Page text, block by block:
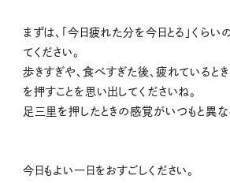
まずは、「今日疲れた分を今日とる」くら
てください。
歩きすぎや、食べすぎた後、疲れていると
を押すことを思い出してくださいね。
足三里を押したときの感覚がいつもと異な
今日もよい一日をおすごしください。